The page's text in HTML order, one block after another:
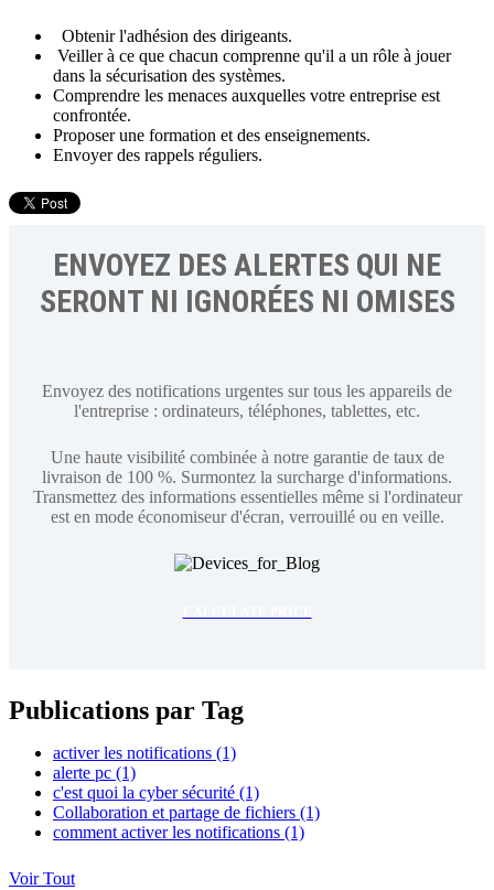
Obtenir l'adhésion des dirigeants.
Veiller à ce que chacun comprenne qu'il a un rôle à jouer
dans la sécurisation des systèmes.
Comprendre les menaces auxquelles votre entreprise est
confrontée.
Proposer une formation et des enseignements.
Envoyer des rappels réguliers.
ENVOYEZ DES ALERTES QUI NE
SERONT NI IGNORÉES NI OMISES
Envoyez des notifications urgentes sur tous les appareils de
l'entreprise : ordinateurs, téléphones, tablettes, etc.
Une haute visibilité combinée à notre garantie de taux de
livraison de 100 %. Surmontez la surcharge d'informations.
Transmettez des informations essentielles même si l'ordinateur
est en mode économiseur d'écran, verrouillé ou en veille.
Publications par Tag
activer les notifications (1)
alerte pc (1)
c'est quoi la cyber sécurité (1)
Collaboration et partage de fichiers (1)
comment activer les notifications (1)
Voir Tout